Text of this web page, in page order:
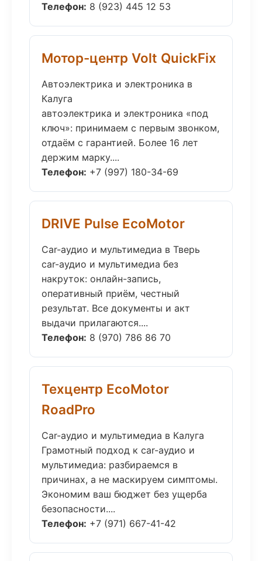
Телефон: 8 (923) 445 12 53
Мотор-центр Volt QuickFix
Автоэлектрика и электроника в
Калуга
автоэлектрика и электроника «под
ключ»: принимаем с первым звонком,
отдаём с гарантией. Более 16 лет
держим марку....
Телефон: +7 (997) 180-34-69
DRIVE Pulse EcoMotor
Car-аудио и мультимедиа в Тверь
car-аудио и мультимедиа без
накруток: онлайн-запись,
оперативный приём, честный
результат. Все документы и акт
выдачи прилагаются....
Телефон: 8 (970) 786 86 70
Техцентр EcoMotor
RoadPro
Car-аудио и мультимедиа в Калуга
Грамотный подход к car-аудио и
мультимедиа: разбираемся в
причинах, а не маскируем симптомы.
Экономим ваш бюджет без ущерба
безопасности....
Телефон: +7 (971) 667-41-42